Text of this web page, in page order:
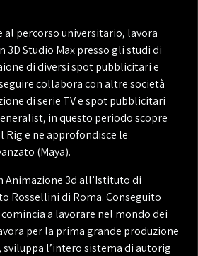
percorso universitario, lavora
3D Studio Max presso gli studi di
di diversi spot pubblicitari e
collabora con altre società
di serie TV e spot pubblicitari
in questo periodo scopre
Rig e ne approfondisce le
(Maya).
Animazione 3d all’Istituto di
Rossellini di Roma. Conseguito
a lavorare nel mondo dei
per la prima grande produzione
sviluppa l’intero sistema di autorig